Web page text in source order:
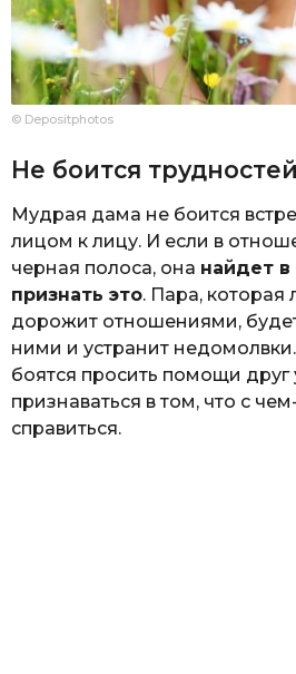
© Depositphotos
Не боится трудностей
Мудрая дама не боится
лицом к лицу. И если в
черная полоса, она найдет в
признать это. Пара, которая
дорожит отношениями,
ними и устранит
боятся просить помощи друг
признаваться в том, что с
справиться.